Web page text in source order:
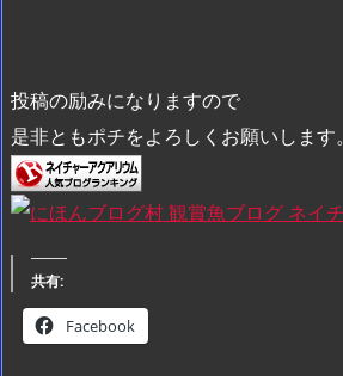
投稿の励みになりますので
是非ともポチをよろしくお願いします。
共有:
Facebook